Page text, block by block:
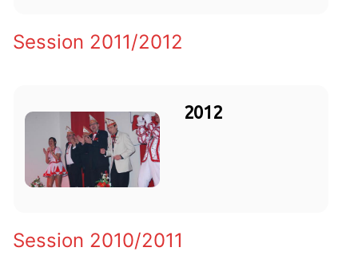
Session 2011/2012
2012
Session 2010/2011